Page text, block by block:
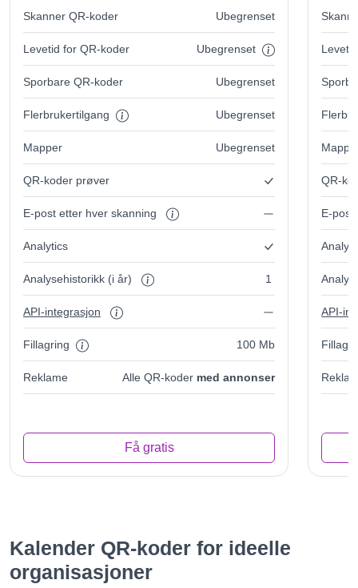
Skanner QR-koder Ubegrenset
Levetid for QR-koder Ubegrenset
Sporbare QR-koder Ubegrenset
Flerbrukertilgang Ubegrenset
Mapper Ubegrenset
QR-koder prøver
E-post etter hver skanning
Analytics
Analysehistorikk (i år) 1
API-integrasjon
Fillagring 100 Mb
Reklame Alle QR-koder med annonser
Få gratis
QR-
E-
API-
Kalender QR-koder for ideelle
organisasjoner